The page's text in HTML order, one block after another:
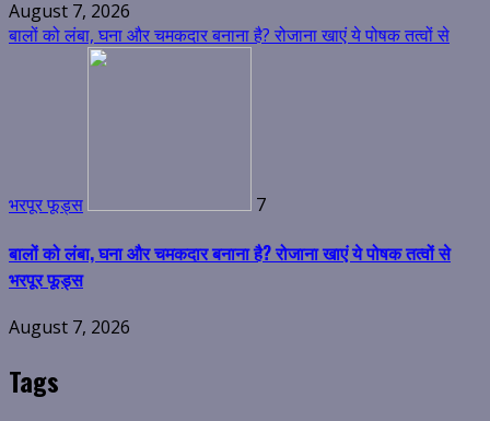
August 7, 2026
बालों को लंबा, घना और चमकदार बनाना है? रोजाना खाएं ये पोषक तत्वों से
भरपूर फूड्स 7
बालों को लंबा, घना और चमकदार बनाना है? रोजाना खाएं ये पोषक तत्वों से
भरपूर फूड्स
August 7, 2026
Tags